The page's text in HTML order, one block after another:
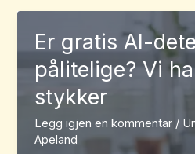
Er gratis AI-
pålitelige? Vi
stykker
Legg igjen en kommentar /
Apeland